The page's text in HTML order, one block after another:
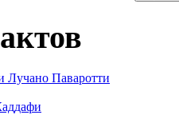
Лучано Паваротти